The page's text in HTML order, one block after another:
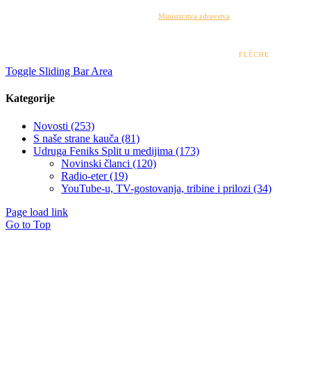
Ministarstva zdravstva
FLÈCHE
Toggle Sliding Bar Area
Kategorije
Novosti (253)
S naše strane kauča (81)
Udruga Feniks Split u medijima (173)
Novinski članci (120)
Radio-eter (19)
YouTube-u, TV-gostovanja, tribine i prilozi (34)
Page load link
Go to Top